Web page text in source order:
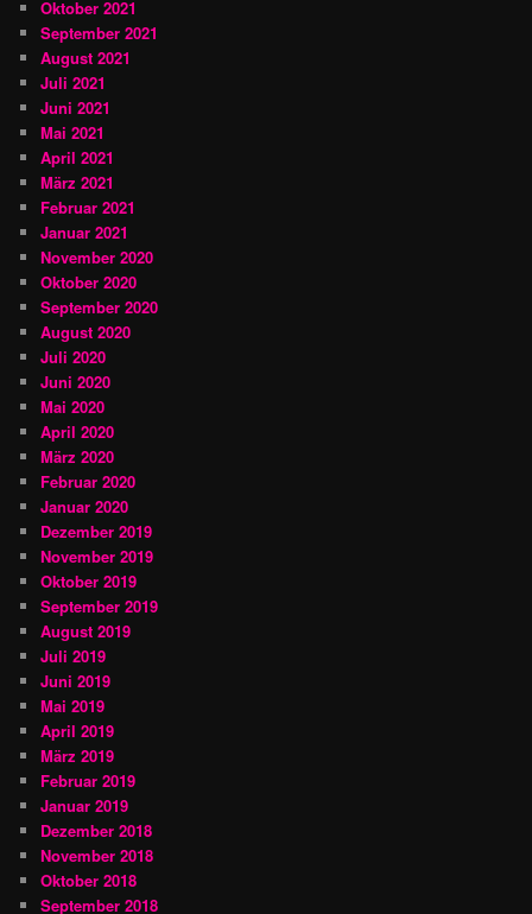
Oktober 2021
September 2021
August 2021
Juli 2021
Juni 2021
Mai 2021
April 2021
März 2021
Februar 2021
Januar 2021
November 2020
Oktober 2020
September 2020
August 2020
Juli 2020
Juni 2020
Mai 2020
April 2020
März 2020
Februar 2020
Januar 2020
Dezember 2019
November 2019
Oktober 2019
September 2019
August 2019
Juli 2019
Juni 2019
Mai 2019
April 2019
März 2019
Februar 2019
Januar 2019
Dezember 2018
November 2018
Oktober 2018
September 2018